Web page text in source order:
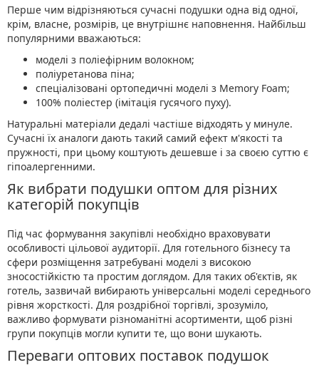
Перше чим відрізняються сучасні подушки одна від одної,
крім, власне, розмірів, це внутрішнє наповнення. Найбільш
популярними вважаються:
моделі з поліефірним волокном;
поліуретанова піна;
спеціалізовані ортопедичні моделі з Memory Foam;
100% поліестер (імітація гусячого пуху).
Натуральні матеріали дедалі частіше відходять у минуле.
Сучасні їх аналоги дають такий самий ефект м'якості та
пружності, при цьому коштують дешевше і за своєю суттю є
гіпоалергенними.
Як вибрати подушки оптом для різних
категорій покупців
Під час формування закупівлі необхідно враховувати
особливості цільової аудиторії. Для готельного бізнесу та
сфери розміщення затребувані моделі з високою
зносостійкістю та простим доглядом. Для таких об'єктів, як
готель, зазвичай вибирають універсальні моделі середнього
рівня жорсткості. Для роздрібної торгівлі, зрозуміло,
важливо формувати різноманітні асортименти, щоб різні
групи покупців могли купити те, що вони шукають.
Переваги оптових поставок подушок